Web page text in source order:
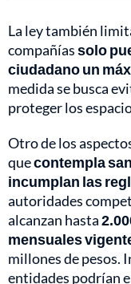
La ley también
compañíassolo
ciudadano un
medida se busca
proteger los
Otro de los
quecontempla
incumplan las
autoridades
alcanzan hasta
mensuales
millones de pesos.
entidades podrían